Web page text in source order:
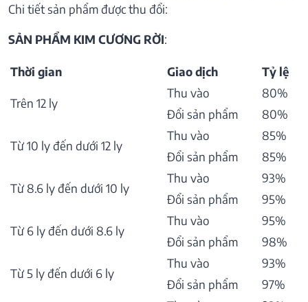
Chi tiết sản phẩm được thu đổi:
SẢN PHẨM KIM CƯƠNG RỜI:
Thời gian Giao dịch Tỷ lệ
Trên 12 ly
Thu vào
80%
Đổi sản phẩm
80%
Từ 10 ly đến dưới 12 ly
Thu vào
85%
Đổi sản phẩm
85%
Từ 8.6 ly đến dưới 10 ly
Thu vào
93%
Đổi sản phẩm
95%
Từ 6 ly đến dưới 8.6 ly
Thu vào
95%
Đổi sản phẩm
98%
Từ 5 ly đến dưới 6 ly
Thu vào
93%
Đổi sản phẩm
97%